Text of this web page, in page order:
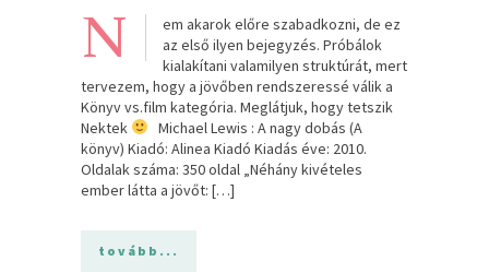
N
em akarok előre szabadkozni, de ez
az első ilyen bejegyzés. Próbálok
kialakítani valamilyen struktúrát, mert
tervezem, hogy a jövőben rendszeressé válik a
Könyv vs.film kategória. Meglátjuk, hogy tetszik
Nektek
Michael Lewis : A nagy dobás (A
könyv) Kiadó: Alinea Kiadó Kiadás éve: 2010.
Oldalak száma: 350 oldal „Néhány kivételes
ember látta a jövőt: […]
tovább...